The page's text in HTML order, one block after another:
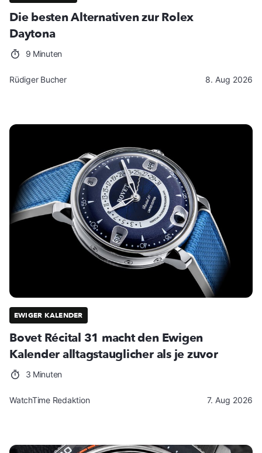
Die besten Alternativen zur Rolex
Daytona
9 Minuten
Rüdiger Bucher 8. Aug 2026
EWIGER KALENDER
Bovet Récital 31 macht den Ewigen
Kalender alltagstauglicher als je zuvor
3 Minuten
WatchTime Redaktion 7. Aug 2026